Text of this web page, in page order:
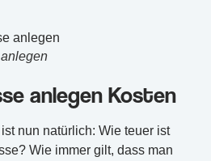
anlegen Kosten
nun natürlich: Wie teuer ist
Wie immer gilt, dass man